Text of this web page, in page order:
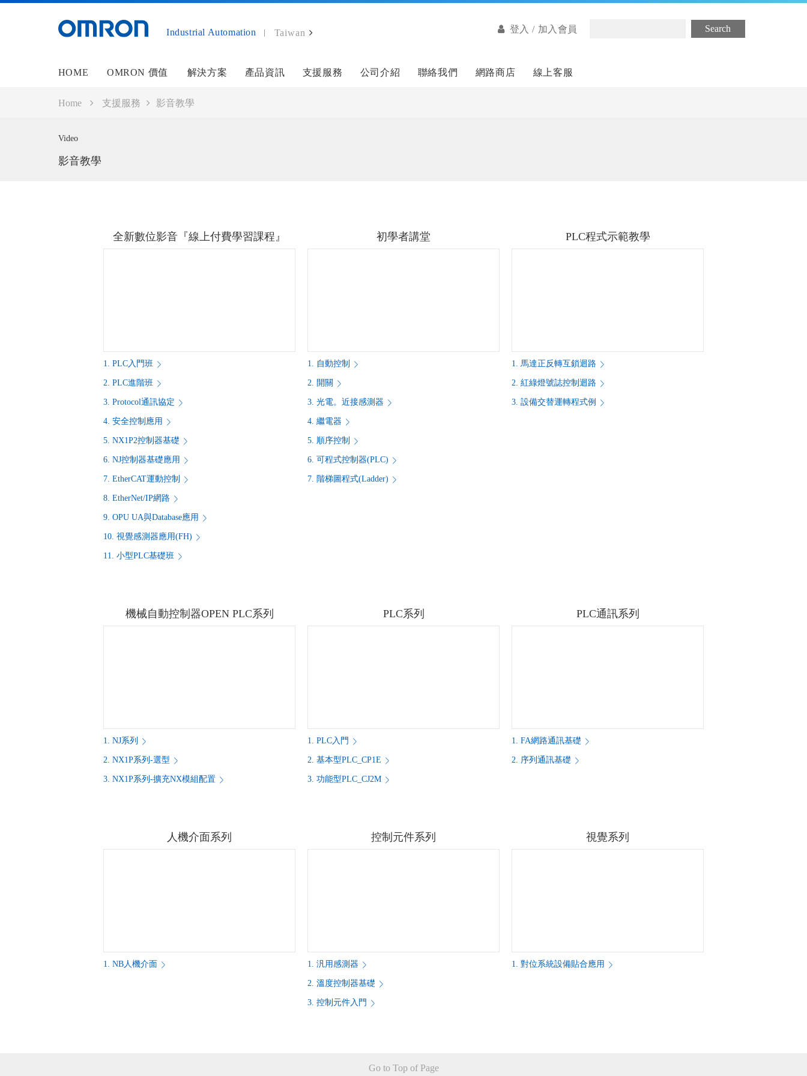
Industrial Automation Taiwan
HOME OMRON 價值 解決方案 產品資訊 支援服務 公司介紹 聯絡我們 網路商店 線上客服
登入 / 加入會員
Home 支援服務 影音教學
Video
影音教學
全新數位影音『線上付費學習課程』
1. PLC入門班
2. PLC進階班
3. Protocol通訊協定
4. 安全控制應用
5. NX1P2控制器基礎
6. NJ控制器基礎應用
7. EtherCAT運動控制
8. EtherNet/IP網路
9. OPU UA與Database應用
10. 視覺感測器應用(FH)
11. 小型PLC基礎班
初學者講堂
1. 自動控制
2. 開關
3. 光電。近接感測器
4. 繼電器
5. 順序控制
6. 可程式控制器(PLC)
7. 階梯圖程式(Ladder)
PLC程式示範教學
1. 馬達正反轉互鎖迴路
2. 紅綠燈號誌控制迴路
3. 設備交替運轉程式例
機械自動控制器OPEN PLC系列
1. NJ系列
2. NX1P系列-選型
3. NX1P系列-擴充NX模組配置
PLC系列
1. PLC入門
2. 基本型PLC_CP1E
3. 功能型PLC_CJ2M
PLC通訊系列
1. FA網路通訊基礎
2. 序列通訊基礎
人機介面系列
1. NB人機介面
控制元件系列
1. 汎用感測器
2. 溫度控制器基礎
3. 控制元件入門
視覺系列
1. 對位系統設備貼合應用
Go to Top of Page